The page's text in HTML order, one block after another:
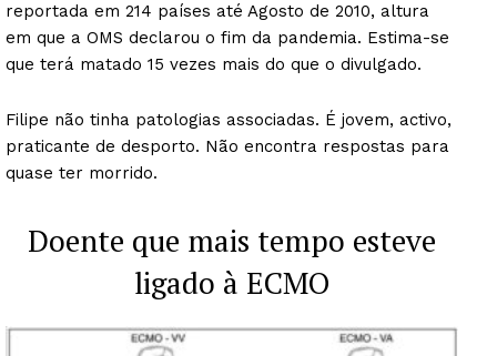
reportada em 214 países até Agosto de 2010, altura
em que a OMS declarou o fim da pandemia. Estima-se
que terá matado 15 vezes mais do que o divulgado.
Filipe não tinha patologias associadas. É jovem, activo,
praticante de desporto. Não encontra respostas para
quase ter morrido.
Doente que mais tempo esteve
ligado à ECMO